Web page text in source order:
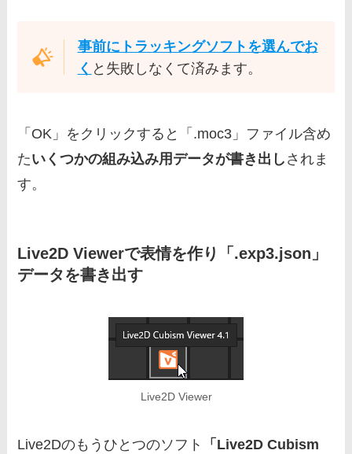
事前にトラッキングソフトを選んでお
く と失敗しなくて済みます。
「OK」をクリックすると「.moc3」ファイル含め
たいくつかの組み込み用データが書き出し されま
す。
Live2D Viewerで表情を作り「.exp3.json」
データを書き出す
Live2D Viewer
Live2Dのもうひとつのソフト
「Live2D Cubism